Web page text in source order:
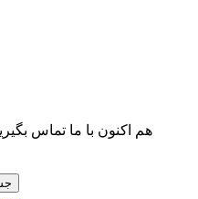
هم اکنون با ما تماس